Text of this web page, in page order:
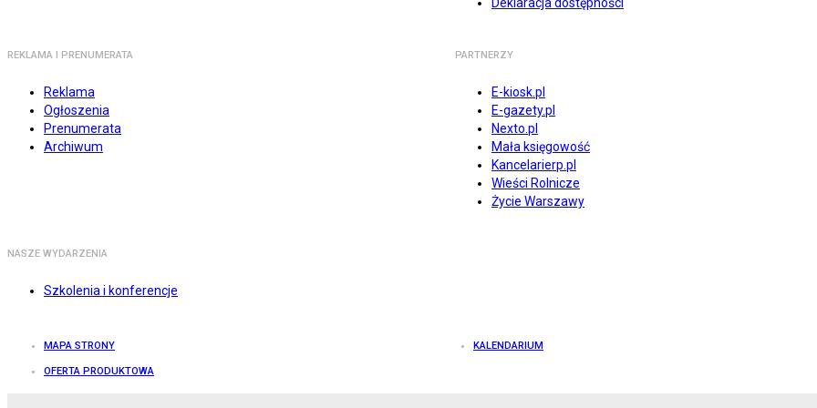
REKLAMA I PRENUMERATA
Reklama
Ogłoszenia
Prenumerata
Archiwum
PARTNERZY
E-kiosk.pl
E-gazety.pl
Nexto.pl
Mała księgowość
Kancelarierp.pl
Wieści Rolnicze
Życie Warszawy
NASZE WYDARZENIA
Szkolenia i konferencje
MAPA STRONY KALENDARIUM
OFERTA PRODUKTOWA